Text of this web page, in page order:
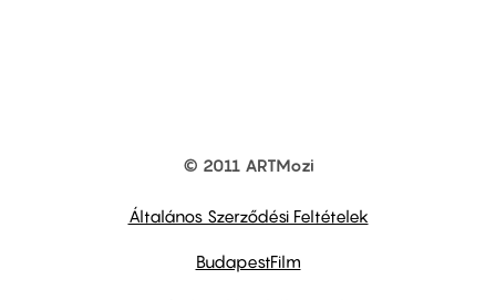
© 2011 ARTMozi
Általános Szerződési Feltételek
BudapestFilm